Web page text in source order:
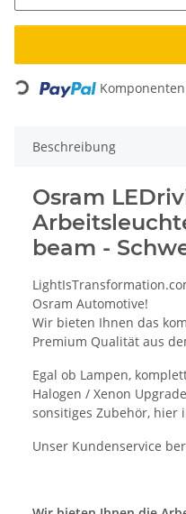
Loading...
Beschreibung
Osram
beam -
Osram Automotive!
Wir bieten Ihnen das
Premium Qualität aus
Egal ob Lampen,
Halogen / Xenon
sonsitiges Zubehör, hier
Unser Kundenservice